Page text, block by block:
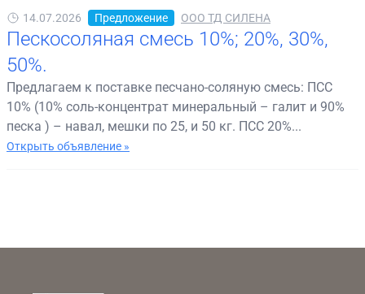
14.07.2026 Предложение ООО ТД СИЛЕНА
Пескосоляная смесь 10%; 20%, 30%,
50%.
Предлагаем к поставке песчано-соляную смесь: ПСС
10% (10% соль-концентрат минеральный – галит и 90%
песка ) – навал, мешки по 25, и 50 кг. ПСС 20%...
Открыть объявление »